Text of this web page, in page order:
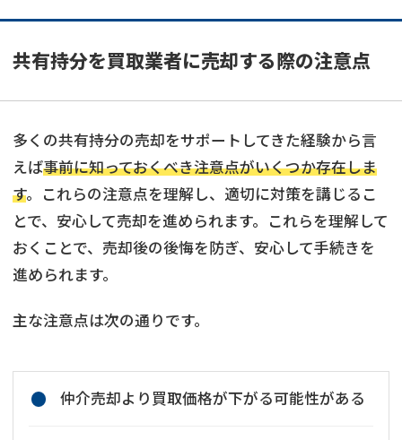
共有持分を買取業者に売却する際の注意点
多くの共有持分の売却をサポートしてきた経験から言
えば事前に知っておくべき注意点がいくつか存在しま
す。これらの注意点を理解し、適切に対策を講じるこ
とで、安心して売却を進められます。これらを理解して
おくことで、売却後の後悔を防ぎ、安心して手続きを
進められます。
主な注意点は次の通りです。
仲介売却より買取価格が下がる可能性がある